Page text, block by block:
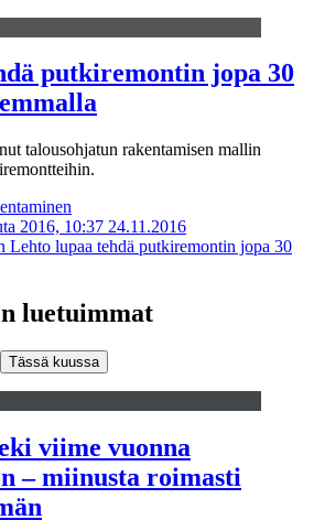
putkiremontin jopa 30
talousohjatun rakentamisen mallin
2016, 10:37 24.11.2016
Lehto lupaa tehdä putkiremontin jopa 30
luetuimmat
Tässä kuussa
viime vuonna
– miinusta roimasti